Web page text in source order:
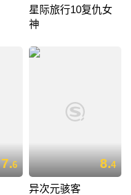
星际旅行10复仇女
神
7.6 8.4
异次元骇客